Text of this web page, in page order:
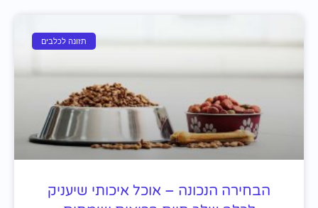
תזונה לכלבים
הבחירה הנכונה – אוכל איכותי שיעניק